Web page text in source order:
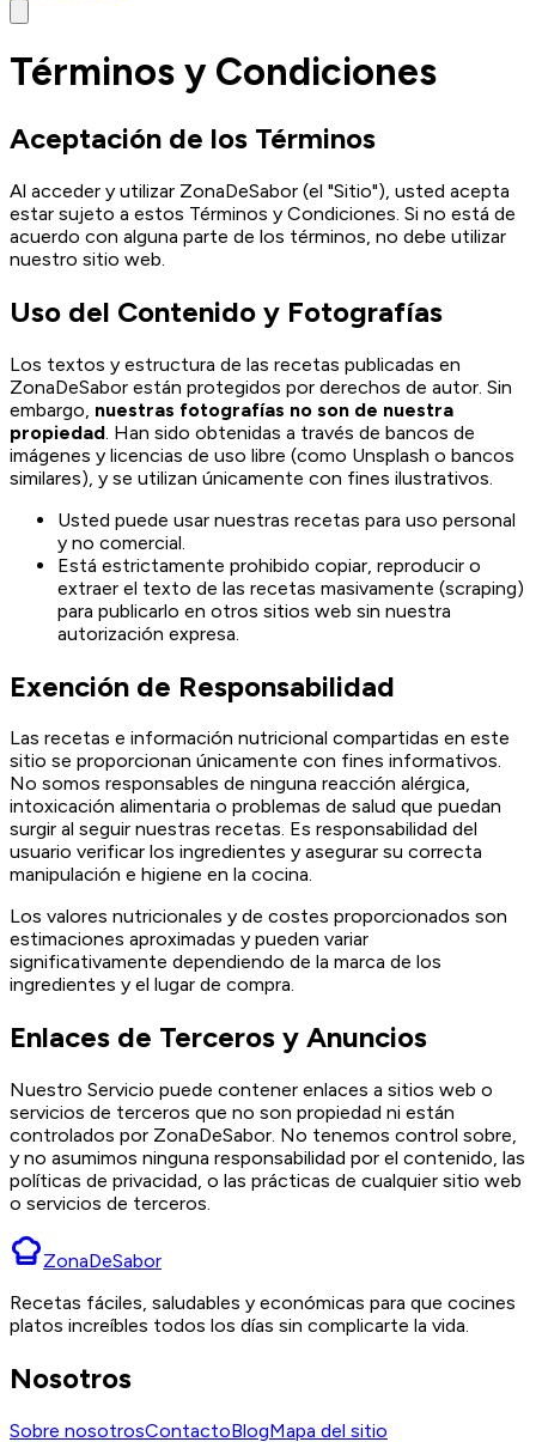
Términos y Condiciones
Aceptación de los Términos
Al acceder y utilizar ZonaDeSabor (el "Sitio"), usted acepta
estar sujeto a estos Términos y Condiciones. Si no está de
acuerdo con alguna parte de los términos, no debe utilizar
nuestro sitio web.
Uso del Contenido y Fotografías
Los textos y estructura de las recetas publicadas en
ZonaDeSabor están protegidos por derechos de autor. Sin
embargo, nuestras fotografías no son de nuestra
propiedad . Han sido obtenidas a través de bancos de
imágenes y licencias de uso libre (como Unsplash o bancos
similares), y se utilizan únicamente con fines ilustrativos.
Usted puede usar nuestras recetas para uso personal
y no comercial.
Está estrictamente prohibido copiar, reproducir o
extraer el texto de las recetas masivamente (scraping)
para publicarlo en otros sitios web sin nuestra
autorización expresa.
Exención de Responsabilidad
Las recetas e información nutricional compartidas en este
sitio se proporcionan únicamente con fines informativos.
No somos responsables de ninguna reacción alérgica,
intoxicación alimentaria o problemas de salud que puedan
surgir al seguir nuestras recetas. Es responsabilidad del
usuario verificar los ingredientes y asegurar su correcta
manipulación e higiene en la cocina.
Los valores nutricionales y de costes proporcionados son
estimaciones aproximadas y pueden variar
significativamente dependiendo de la marca de los
ingredientes y el lugar de compra.
Enlaces de Terceros y Anuncios
Nuestro Servicio puede contener enlaces a sitios web o
servicios de terceros que no son propiedad ni están
controlados por ZonaDeSabor. No tenemos control sobre,
y no asumimos ninguna responsabilidad por el contenido, las
políticas de privacidad, o las prácticas de cualquier sitio web
o servicios de terceros.
ZonaDeSabor
Recetas fáciles, saludables y económicas para que cocines
platos increíbles todos los días sin complicarte la vida.
Nosotros
Sobre nosotrosContactoBlogMapa del sitio